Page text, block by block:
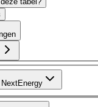
NextEnergy